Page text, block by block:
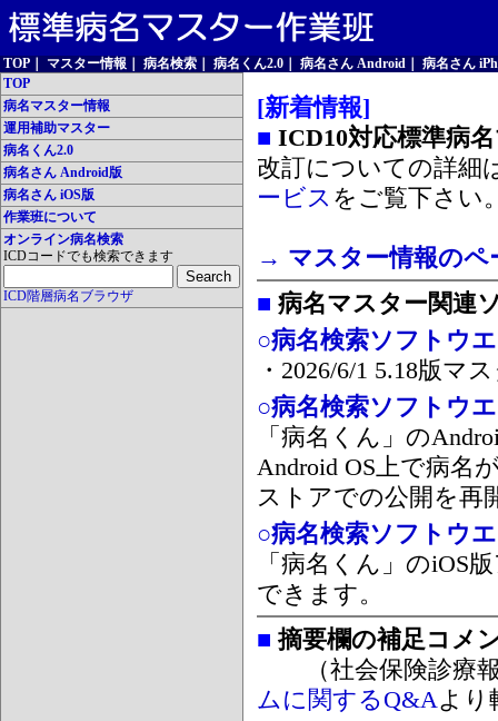
TOP マスター情報 病名検索 病名くん2.0 病名さん Android
病名さん
TOP
病名マスター情報
運用補助マスター
病名くん2.0
病名さん Android版
病名さん iOS版
作業班について
オンライン病名検索
ICDコードでも検索できます
ICD階層病名ブラウザ
[新着情報]
■ ICD10対応標準病
改訂についての詳細
ービス をご覧下さい
→ マスター情報のペ
■ 病名マスター関連
○病名検索ソフトウ
・2026/6/1 5.18版マ
○病名検索ソフトウ
「病名くん」の
Android OS上で病名
ストアでの公開を再
○病名検索ソフトウ
「病名くん」のiOS
できます。
■ 摘要欄の補足コメ
（社会保険診療報
ムに関するQ&Aより